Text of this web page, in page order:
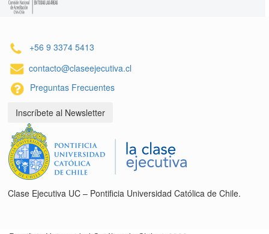
+56 9 3374 5413
contacto@claseejecutiva.cl
Preguntas Frecuentes
Inscríbete al Newsletter
Clase Ejecutiva UC – Pontificia Universidad Católica de Chile.